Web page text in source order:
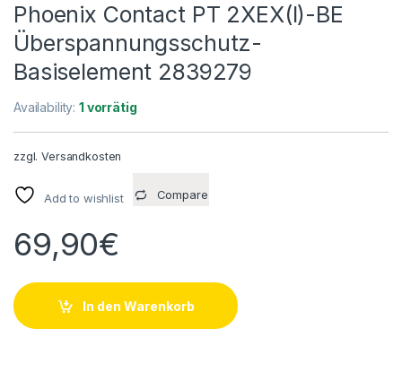
Phoenix Contact PT 2XEX(I)-BE
Überspannungsschutz-
Basiselement 2839279
Availability:1 vorrätig
zzgl.Versandkosten
Add to wishlist Compare
69,90€
In den Warenkorb